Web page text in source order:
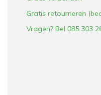
Gratis retourneren
Vragen? Bel 085 303